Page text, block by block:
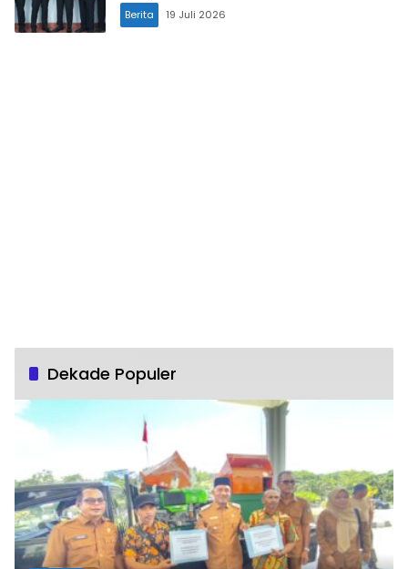
Berita 19 Juli 2026
Dekade Populer